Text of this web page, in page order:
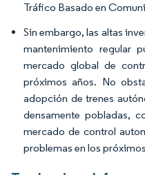
Tráfico Basado en
Sin embargo, las altas
mantenimiento regular
mercado global de
próximos años. No
adopción de trenes
densamente pobladas,
mercado de control
problemas en los